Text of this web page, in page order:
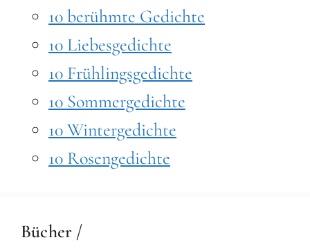
10 berühmte Gedichte
10 Liebesgedichte
10 Frühlingsgedichte
10 Sommergedichte
10 Wintergedichte
10 Rosengedichte
Bücher /